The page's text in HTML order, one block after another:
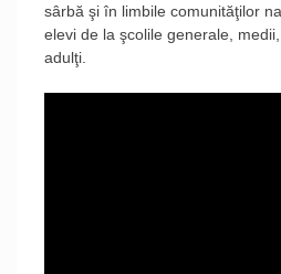
sârbă şi în limbile comunităţilor
elevi de la şcolile generale,
adulţi.